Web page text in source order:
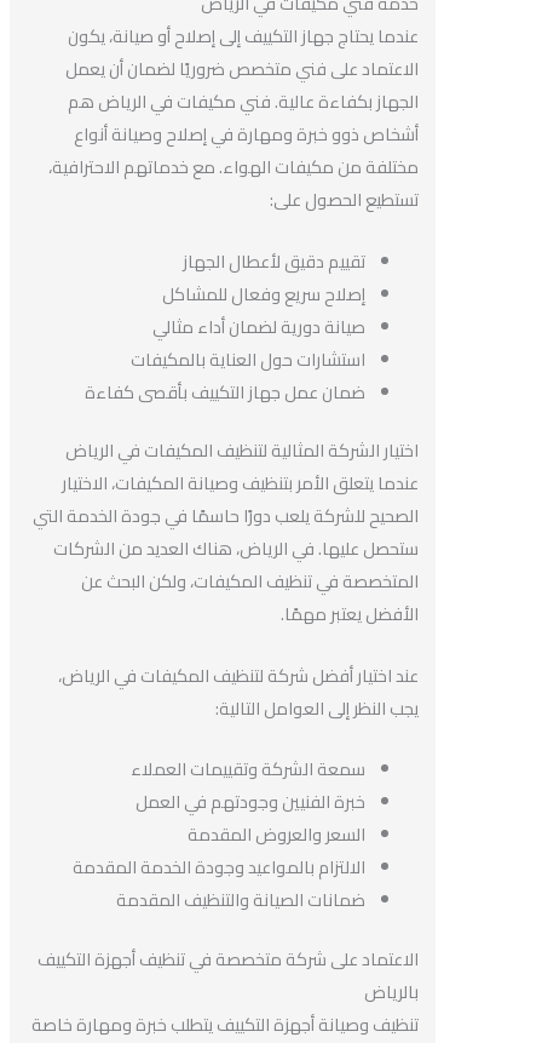
عندما يحتاج جهاز التكييف إلى إصلاح أو صيانة، يكون
الاعتماد على فني متخصص ضروريًا لضمان أن يعمل
الجهاز بكفاءة عالية. فني مكيفات في الرياض هم
أشخاص ذوو خبرة ومهارة في إصلاح وصيانة أنواع
مختلفة من مكيفات الهواء. مع خدماتهم الاحترافية،
تستطيع الحصول على:
تقييم دقيق لأعطال الجهاز
إصلاح سريع وفعال للمشاكل
صيانة دورية لضمان أداء مثالي
استشارات حول العناية بالمكيفات
ضمان عمل جهاز التكييف بأقصى كفاءة
اختيار الشركة المثالية لتنظيف المكيفات في الرياض
عندما يتعلق الأمر بتنظيف وصيانة المكيفات، الاختيار
الصحيح للشركة يلعب دورًا حاسمًا في جودة الخدمة التي
ستحصل عليها. في الرياض، هناك العديد من الشركات
المتخصصة في تنظيف المكيفات، ولكن البحث عن
الأفضل يعتبر مهمًا.
عند اختيار أفضل شركة لتنظيف المكيفات في الرياض،
يجب النظر إلى العوامل التالية:
سمعة الشركة وتقييمات العملاء
خبرة الفنيين وجودتهم في العمل
السعر والعروض المقدمة
الالتزام بالمواعيد وجودة الخدمة المقدمة
ضمانات الصيانة والتنظيف المقدمة
الاعتماد على شركة متخصصة في تنظيف أجهزة التكييف
بالرياض
تنظيف وصيانة أجهزة التكييف يتطلب خبرة ومهارة خاصة